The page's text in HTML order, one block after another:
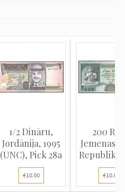
1/2 Dināru,
Jordānija, 1995
(UNC), Pick 28a
€10.00
200
Jemenas
Republika,
(UNC),
€10.00